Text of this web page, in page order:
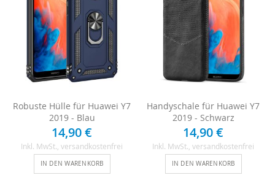
Robuste Hülle für Huawei Y7
2019 - Blau
14,90 €
Inkl. MwSt., versandkostenfrei
IN DEN WARENKORB
Handyschale für Huawei Y7
2019 - Schwarz
14,90 €
Inkl. MwSt., versandkostenfrei
IN DEN WARENKORB